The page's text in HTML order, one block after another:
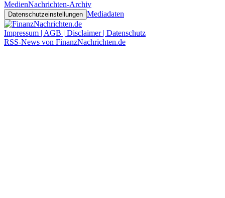
MedienNachrichten-Archiv
Datenschutzeinstellungen Mediadaten
Impressum | AGB | Disclaimer | Datenschutz
RSS-News von FinanzNachrichten.de